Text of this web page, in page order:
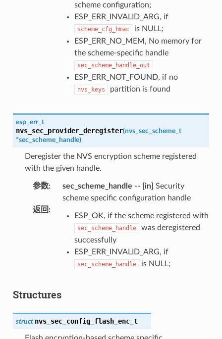
scheme configuration;
ESP_ERR_INVALID_ARG, if
scheme_cfg_hmac
is NULL;
ESP_ERR_NO_MEM, No memory for
the scheme-specific handle
sec_scheme_handle_out
ESP_ERR_NOT_FOUND, if no
nvs_keys partition is found
esp_err_t
nvs_sec_provider_deregister(nvs_sec_scheme_t
*sec_scheme_handle)
Deregister the NVS encryption scheme registered
with the given handle.
参数: sec_scheme_handle -- [in] Security
scheme specific configuration handle
返回 :
ESP_OK, if the scheme registered with
sec_scheme_handle
was deregistered
successfully
ESP_ERR_INVALID_ARG, if
sec_scheme_handle is NULL;
Structures
struct nvs_sec_config_flash_enc_t